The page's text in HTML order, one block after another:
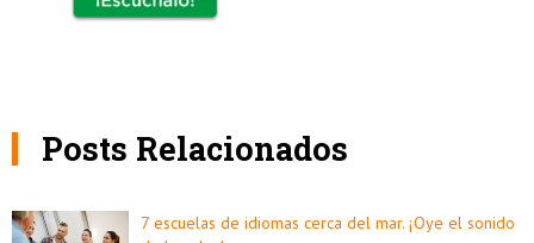
Posts Relacionados
7 escuelas de idiomas cerca del mar. ¡Oye el sonido